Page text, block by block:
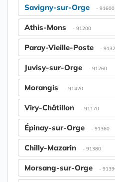
Savigny-sur-Orge - 91600
Athis-Mons - 91200
Paray-Vieille-Poste -
Juvisy-sur-Orge - 91260
Morangis - 91420
Viry-Châtillon - 91170
Épinay-sur-Orge - 91360
Chilly-Mazarin - 91380
Morsang-sur-Orge -